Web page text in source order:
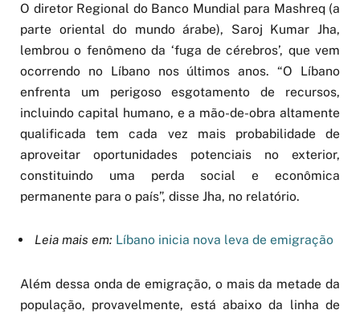
O diretor Regional do Banco Mundial para Mashreq (a
parte oriental do mundo árabe), Saroj Kumar Jha,
lembrou o fenômeno da ‘fuga de cérebros’, que vem
ocorrendo no Líbano nos últimos anos. “O Líbano
enfrenta um perigoso esgotamento de recursos,
incluindo capital humano, e a mão-de-obra altamente
qualificada tem cada vez mais probabilidade de
aproveitar oportunidades potenciais no exterior,
constituindo uma perda social e econômica
permanente para o país”, disse Jha, no relatório.
Leia mais em: Líbano inicia nova leva de emigração
Além dessa onda de emigração, o mais da metade da
população, provavelmente, está abaixo da linha de